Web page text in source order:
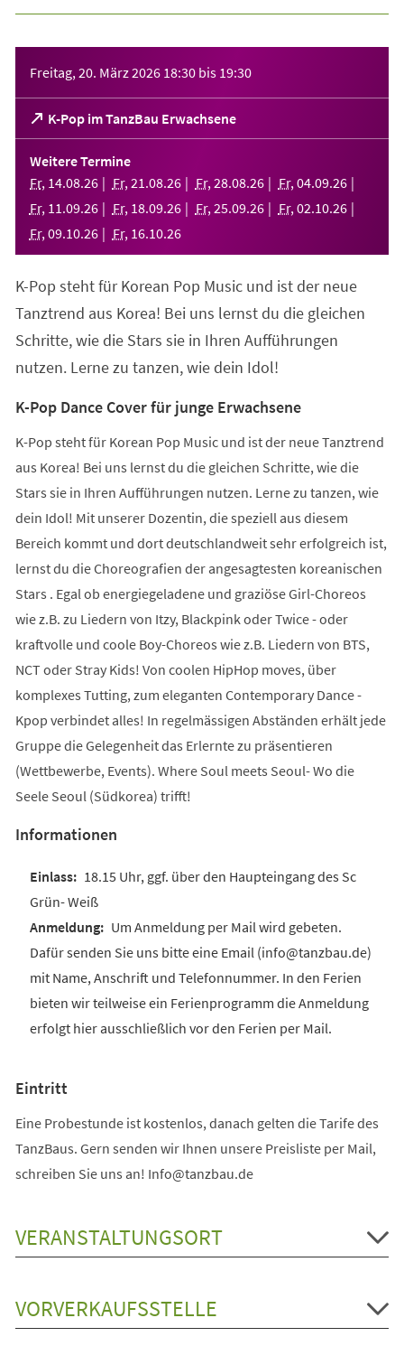
Freitag, 20. März 2026 18:30 bis 19:30
K-Pop im TanzBau Erwachsene
(Öffnet
in
einem
neuen
Tab)
Weitere Termine
Fr, 14.08.26 Fr, 21 .08.26 Fr, 28.08.26 Fr, 04.09.26
Fr, 11 .09.26 Fr, 18.09.26 Fr, 25.09.26 Fr, 02.10.26
Fr, 09.10.26 Fr, 16.10.26
K-Pop steht für Korean Pop Music und ist der neue
Tanztrend aus Korea! Bei uns lernst du die gleichen
Schritte, wie die Stars sie in Ihren Aufführungen
nutzen. Lerne zu tanzen, wie dein Idol!
K-Pop Dance Cover für junge Erwachsene
K-Pop steht für Korean Pop Music und ist der neue Tanztrend
aus Korea! Bei uns lernst du die gleichen Schritte, wie die
Stars sie in Ihren Aufführungen nutzen. Lerne zu tanzen, wie
dein Idol! Mit unserer Dozentin, die speziell aus diesem
Bereich kommt und dort deutschlandweit sehr erfolgreich ist,
lernst du die Choreografien der angesagtesten koreanischen
Stars . Egal ob energiegeladene und graziöse Girl-Choreos
wie z.B. zu Liedern von Itzy, Blackpink oder Twice - oder
kraftvolle und coole Boy-Choreos wie z.B. Liedern von BTS,
NCT oder Stray Kids! Von coolen HipHop moves, über
komplexes Tutting, zum eleganten Contemporary Dance -
Kpop verbindet alles! In regelmässigen Abständen erhält jede
Gruppe die Gelegenheit das Erlernte zu präsentieren
(Wettbewerbe, Events). Where Soul meets Seoul- Wo die
Seele Seoul (Südkorea) trifft!
Informationen
18.15 Uhr, ggf. über den Haupteingang des Sc
Grün- Weiß
Um Anmeldung per Mail wird gebeten.
Dafür senden Sie uns bitte eine Email (info@tanzbau.de)
mit Name, Anschrift und Telefonnummer. In den Ferien
bieten wir teilweise ein Ferienprogramm die Anmeldung
erfolgt hier ausschließlich vor den Ferien per Mail.
Eintritt
Eine Probestunde ist kostenlos, danach gelten die Tarife des
TanzBaus. Gern senden wir Ihnen unsere Preisliste per Mail,
schreiben Sie uns an! Info@tanzbau.de
VERANSTALTUNGSORT
VORVERKAUFSSTELLE